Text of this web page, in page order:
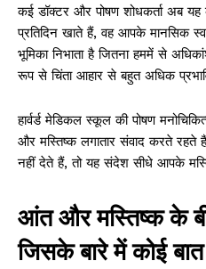
कई डॉक्टर और पोषण शोधकर्ता अब
प्रतिदिन खाते हैं, वह आपके मानसिक
भूमिका निभाता है जितना हममें से
रूप से चिंता आहार से बहुत अधिक
हार्वर्ड मेडिकल स्कूल की पोषण
और मस्तिष्क लगातार संवाद करते
नहीं देते हैं, तो यह संदेश सीधे आपके
आंत और मस्तिष्क के
जिसके बारे में कोई